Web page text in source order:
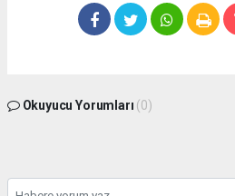
Okuyucu Yorumları (0)